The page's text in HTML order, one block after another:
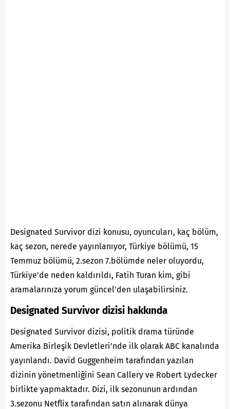
Designated Survivor dizi konusu, oyuncuları, kaç bölüm,
kaç sezon, nerede yayınlanıyor, Türkiye bölümü, 15
Temmuz bölümü, 2.sezon 7.bölümde neler oluyordu,
Türkiye’de neden kaldırıldı, Fatih Turan kim, gibi
aramalarınıza yorum güncel’den ulaşabilirsiniz.
Designated Survivor dizisi hakkında
Designated Survivor dizisi, politik drama türünde
Amerika Birleşik Devletleri’nde ilk olarak ABC kanalında
yayınlandı. David Guggenheim tarafından yazılan
dizinin yönetmenliğini Sean Callery ve Robert Lydecker
birlikte yapmaktadır. Dizi, ilk sezonunun ardından
3.sezonu Netflix tarafından satın alınarak dünya